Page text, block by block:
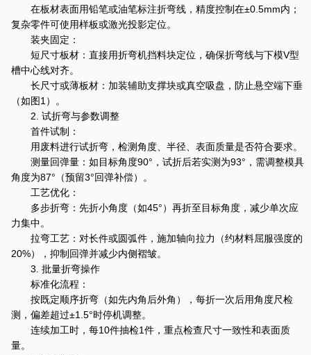
在板材表面用铅笔或油笔标注折弯线，精度控制在±0.5mm内；
复杂零件可使用样板或激光投影定位。
装夹固定：
短尺寸板材：直接用折弯机挡料块定位，确保折弯线与下模V型
槽中心线对齐。
长尺寸或薄板材：加装辅助支撑块或真空吸盘，防止悬空端下垂
（如图1）。
2. 试折弯与参数调整
首件试制：
用废料进行试折弯，检测角度、半径、表面质量是否符合要求。
测量回弹量：如目标角度90°，试折后若实测为93°，需调整模具
角度为87°（预留3°回弹补偿）。
工艺优化：
多步折弯：先折小角度（如45°）再折至目标角度，减少单次应
力集中。
拉弯工艺：对长件或圆弧件，施加轴向拉力（约材料屈服强度的
20%），抑制回弹并减少内侧褶皱。
3. 批量折弯操作
标准化流程：
按既定顺序折弯（如先内角后外角），每折一次后用角度尺检
测，偏差超过±1.5°时停机调整。
连续加工时，每10件抽检1件，重点检查尺寸一致性和表面质
量。